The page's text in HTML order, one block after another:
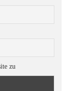
zu